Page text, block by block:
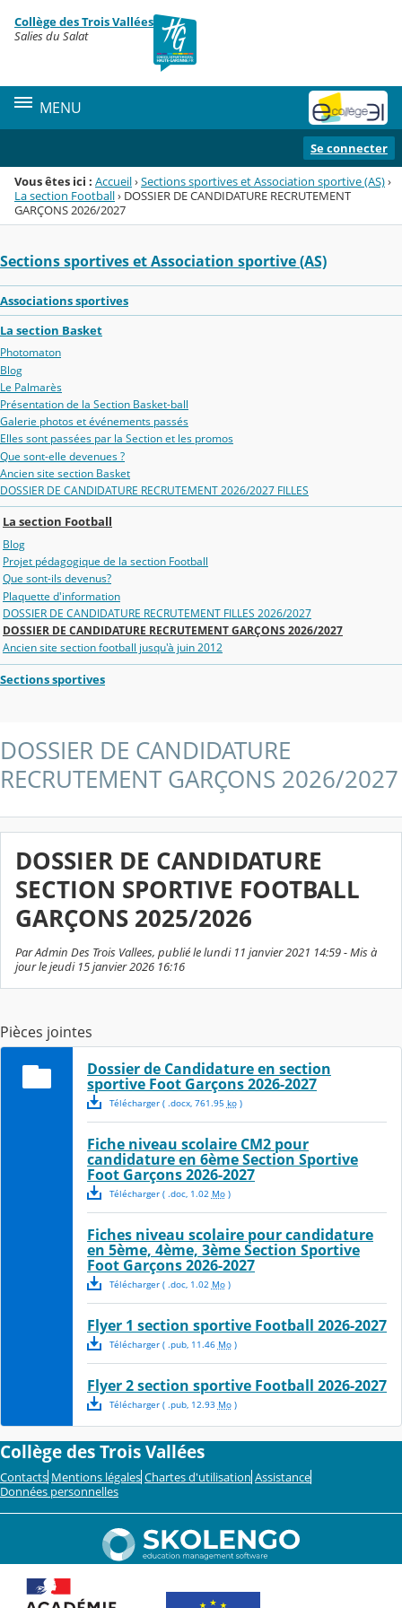
Menu de la rubrique
Contenu
Collège des Trois Vallées
Salies du Salat
MENU
Se connecter
Vous êtes ici : Accueil›Sections sportives et Association sportive (AS)›
La section Football› DOSSIER DE CANDIDATURE RECRUTEMENT
GARÇONS 2026/2027
Sections sportives et Association sportive (AS)
Associations sportives
La section Basket
Photomaton
Blog
Le Palmarès
Présentation de la Section Basket-ball
Galerie photos et événements passés
Elles sont passées par la Section et les promos
Que sont-elle devenues ?
Ancien site section Basket
DOSSIER DE CANDIDATURE RECRUTEMENT 2026/2027 FILLES
La section Football
Blog
Projet pédagogique de la section Football
Que sont-ils devenus?
Plaquette d'information
DOSSIER DE CANDIDATURE RECRUTEMENT FILLES 2026/2027
DOSSIER DE CANDIDATURE RECRUTEMENT GARÇONS 2026/2027
Ancien site section football jusqu'à juin 2012
Sections sportives
DOSSIER DE CANDIDATURE
RECRUTEMENT GARÇONS 2026/2027
DOSSIER DE CANDIDATURE
SECTION SPORTIVE FOOTBALL
GARÇONS 2025/2026
Par Admin Des Trois Vallees, publié le lundi 11 janvier 2021 14:59 - Mis à
jour le jeudi 15 janvier 2026 16:16
Pièces jointes
Dossier de Candidature en section
sportive Foot Garçons 2026-2027
Télécharger( .docx, 761.95 ko)
Fiche niveau scolaire CM2 pour
candidature en 6ème Section Sportive
Foot Garçons 2026-2027
Télécharger( .doc, 1.02 Mo)
Fiches niveau scolaire pour candidature
en 5ème, 4ème, 3ème Section Sportive
Foot Garçons 2026-2027
Télécharger( .doc, 1.02 Mo)
Flyer 1 section sportive Football 2026-2027
Télécharger( .pub, 11.46 Mo)
Flyer 2 section sportive Football 2026-2027
Télécharger( .pub, 12.93 Mo)
Collège des Trois Vallées
Contacts Mentions légales Chartes d'utilisation Assistance
Données personnelles